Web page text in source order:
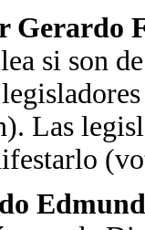
Gerardo
si son
Las